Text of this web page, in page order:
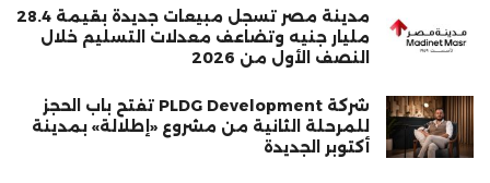
مدينة مصر تسجل مبيعات جديدة بقيمة 28.4
مليار جنيه وتضاعف معدلات التسليم خلال
النصف الأول من 2026
شركة PLDG Development تفتح باب الحجز
للمرحلة الثانية من مشروع «إطلالة» بمدينة
أكتوبر الجديدة